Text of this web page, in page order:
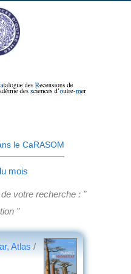
le CaRASOM
mois
votre recherche : "
"
Atlas /